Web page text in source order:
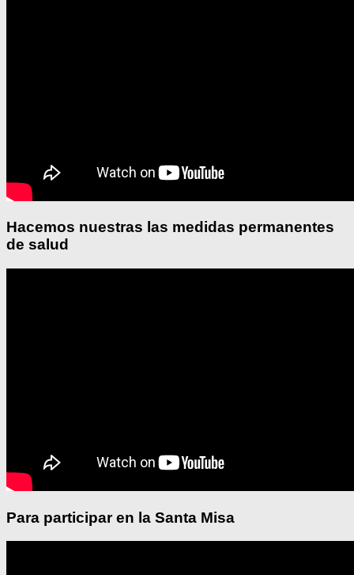
Hacemos nuestras las medidas permanentes
de salud
Para participar en la Santa Misa